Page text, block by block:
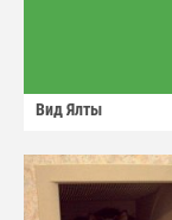
Вид Ялты